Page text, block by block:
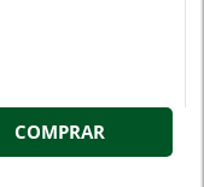
COMPRAR